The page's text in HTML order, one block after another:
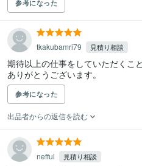
参考になった
tkakubamri79 見積り相談
期待以上の仕事をしていただくこ
ありがとうございます。
参考になった
出品者からの返信を読む
nefful 見積り相談